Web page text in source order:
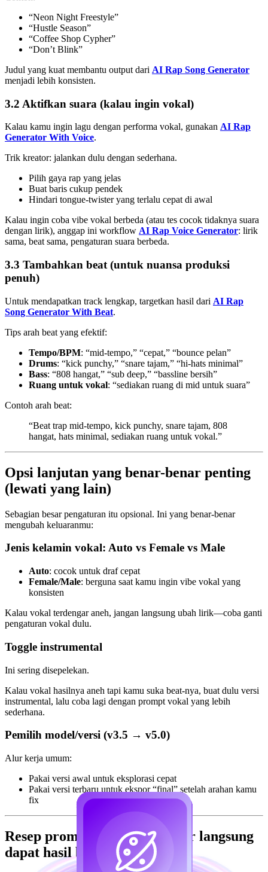
“Neon Night Freestyle”
“Hustle Season”
“Coffee Shop Cypher”
“Don’t Blink”
Judul yang kuat membantu output dari AI Rap Song Generator
menjadi lebih konsisten.
3.2 Aktifkan suara (kalau ingin vokal)
Kalau kamu ingin lagu dengan performa vokal, gunakan AI Rap
Generator With Voice.
Trik kreator: jalankan dulu dengan sederhana.
Pilih gaya rap yang jelas
Buat baris cukup pendek
Hindari tongue-twister yang terlalu cepat di awal
Kalau ingin coba vibe vokal berbeda (atau tes cocok tidaknya suara
dengan lirik), anggap ini workflow AI Rap Voice Generator: lirik
sama, beat sama, pengaturan suara berbeda.
3.3 Tambahkan beat (untuk nuansa produksi
penuh)
Untuk mendapatkan track lengkap, targetkan hasil dari AI Rap
Song Generator With Beat.
Tips arah beat yang efektif:
Tempo/BPM: “mid-tempo,” “cepat,” “bounce pelan”
Drums: “kick punchy,” “snare tajam,” “hi-hats minimal”
Bass: “808 hangat,” “sub deep,” “bassline bersih”
Ruang untuk vokal: “sediakan ruang di mid untuk suara”
Contoh arah beat:
“Beat trap mid-tempo, kick punchy, snare tajam, 808
hangat, hats minimal, sediakan ruang untuk vokal.”
Opsi lanjutan yang benar-benar penting
(lewati yang lain)
Sebagian besar pengaturan itu opsional. Ini yang benar-benar
mengubah keluaranmu:
Jenis kelamin vokal: Auto vs Female vs Male
Auto: cocok untuk draf cepat
Female/Male: berguna saat kamu ingin vibe vokal yang
konsisten
Kalau vokal terdengar aneh, jangan langsung ubah lirik—coba ganti
pengaturan vokal dulu.
Toggle instrumental
Ini sering disepelekan.
Kalau vokal hasilnya aneh tapi kamu suka beat-nya, buat dulu versi
instrumental, lalu coba lagi dengan prompt vokal yang lebih
sederhana.
Pemilih model/versi (v3.5 → v5.0)
Alur kerja umum:
Pakai versi awal untuk eksplorasi cepat
Pakai versi terbaru untuk ekspor “final” setelah arahan kamu
fix
Resep prompt copy/paste (agar langsung
dapat hasil bagus)